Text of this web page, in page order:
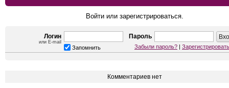
Войти или зарегистрироваться.
Логин
или E-mail
Пароль
Запомнить Забыли пароль? |
Комментариев нет